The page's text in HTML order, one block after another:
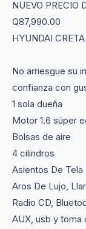
NUEVO PRECIO
Q87,990.00
HYUNDAI
No arriesgue su
confianza con
1 sola dueña
Motor 1.6 súper
Bolsas de aire
4 cilindros
Asientos De Tela
Aros De Lujo,
Radio CD,
AUX, usb y toma